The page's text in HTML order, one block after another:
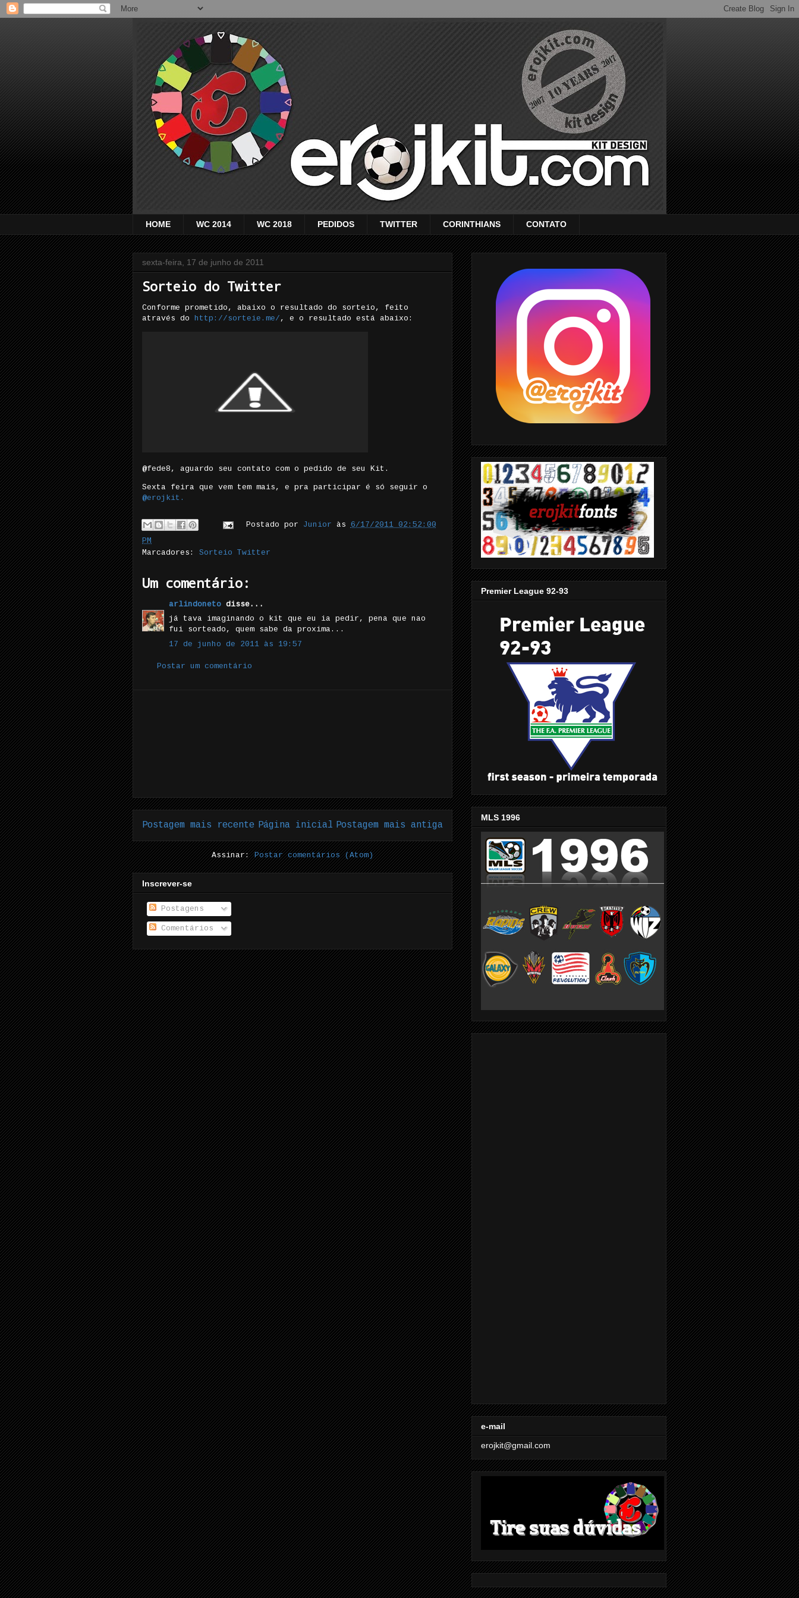
HOME WC 2014 WC 2018 PEDIDOS TWITTER CORINTHIANS CONTATO
sexta-feira, 17 de junho de 2011
Sorteio do Twitter
Conforme prometido, abaixo o resultado do sorteio, feito
através do
http://sorteie.me/ , e o resultado está abaixo:
@fede8, aguardo seu contato com o pedido de seu Kit.
Sexta feira que vem tem mais, e pra participar é só seguir o
@erojkit.
Postado por Junior às 6/17/2011 02:52:00
PM
Marcadores: Sorteio Twitter
Um comentário:
arlindoneto disse...
já tava imaginando o kit que eu ia pedir, pena que nao
fui sorteado, quem sabe da proxima...
17 de junho de 2011 às 19:57
Postar um comentário
Postagem mais recente Postagem mais antiga
Página inicial
Assinar:Postar comentários (Atom)
Inscrever-se
Postagens
Comentários
Premier League 92-93
MLS 1996
e-mail
erojkit@gmail.com